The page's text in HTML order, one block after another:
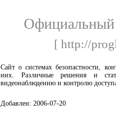
Официальный
[ http://
Сайт о системах безопастности,
них. Различные решения и
видеонаблюдению и контролю
Добавлен: 2006-07-20